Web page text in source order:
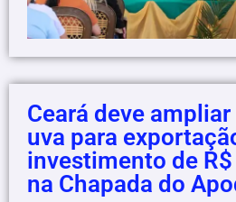
Ceará deve
uva para
investimento de
na Chapada do